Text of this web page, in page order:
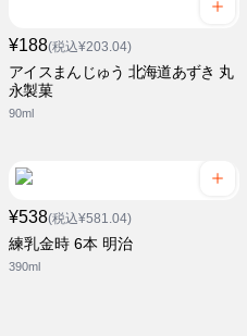
¥188(税込¥203.04)
アイスまんじゅう 北海道あずき 丸
永製菓
90ml
¥538(税込¥581.04)
練乳金時 6本 明治
390ml